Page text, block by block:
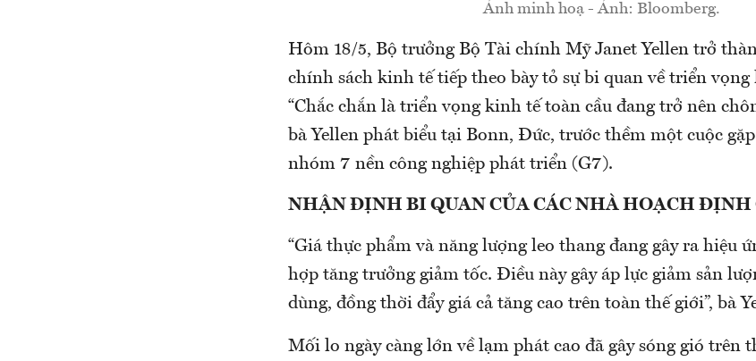
Ảnh minh hoạ - Ảnh: Bloomberg.
Hôm 18/5, Bộ trưởng Bộ Tài chính Mỹ Janet Yellen trở
chính sách kinh tế tiếp theo bày tỏ sự bi quan về triển
“Chắc chắn là triển vọng kinh tế toàn cầu đang trở nên
bà Yellen phát biểu tại Bonn, Đức, trước thềm một cuộc
nhóm 7 nền công nghiệp phát triển (G7).
NHẬN ĐỊNH BI QUAN CỦA CÁC NHÀ HOẠCH ĐỊNH
“Giá thực phẩm và năng lượng leo thang đang gây ra hiệu
hợp tăng trưởng giảm tốc. Điều này gây áp lực giảm sản
dùng, đồng thời đẩy giá cả tăng cao trên toàn thế giới”, bà
Mối lo ngày càng lớn về lạm phát cao đã gây sóng gió trên